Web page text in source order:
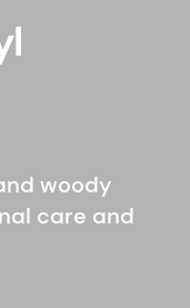
woody
care and